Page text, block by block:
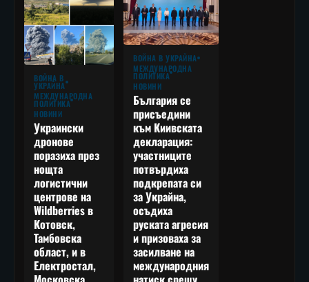
ВОЙНА В
УКРАЙНА
МЕЖДУНАРОДНА
ПОЛИТИКА
НОВИНИ
Украински
дронове
поразиха през
нощта
логистични
центрове на
Wildberries в
Котовск,
Тамбовска
област, и в
Електростал,
ВОЙНА В УКРАЙНА
МЕЖДУНАРОДНА
ПОЛИТИКА
НОВИНИ
България се
присъедини
към Киивската
декларация:
участниците
потвърдиха
подкрепата си
за Украйна,
осъдиха
руската агресия
и призоваха за
засилване на
международния